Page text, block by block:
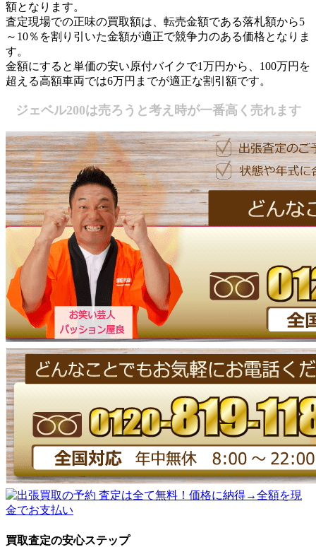
額となります。
査定現場での正味の買取額は、転売金額である落札額から5
～10％を割り引いた金額が適正で競争力のある価格となりま
す。
金額にすると単価の安い原付バイクで1万円から、100万円を
超える高額車両では6万円までが適正な割引額です。
ジェベル200は売ろうと考え時が一番高く売れます
買取査定の安心ステップ